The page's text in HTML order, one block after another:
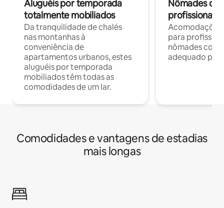
Aluguéis por temporada
totalmente mobiliados
Da tranquilidade de chalés
nas montanhas à
conveniência de
apartamentos urbanos, estes
aluguéis por temporada
mobiliados têm todas as
comodidades de um lar.
Nômades
profissionais
para
nômades com
adequado
Comodidades e vantagens de estadias
mais longas